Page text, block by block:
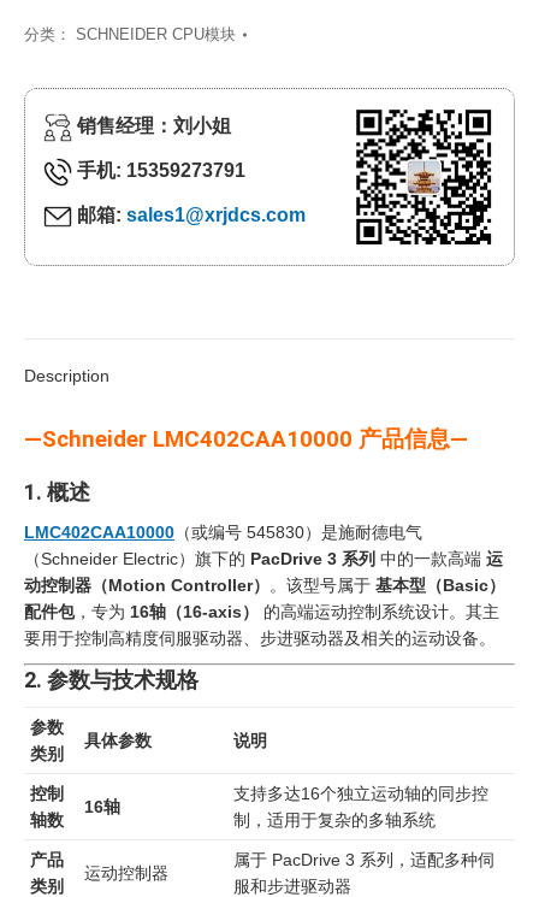
分类： SCHNEIDER CPU模块
销售经理：刘小姐
手机: 15359273791
邮箱: sales1@xrjdcs.com
Description
—Schneider LMC402CAA10000 产品信息—
1. 概述
LMC402CAA10000 （或编号 545830）是施耐德电气
（Schneider Electric）旗下的 PacDrive 3 系列 中的一款高端 运
动控制器（Motion Controller）
‍。该型号属于 基本型（Basic）
配件包，专为 16轴（16-axis）
‍ 的高端运动控制系统设计。其主
要用于控制高精度伺服驱动器、步进驱动器及相关的运动设备。
2. 参数与技术规格
参数
类别
具体参数 说明
控制
轴数
16轴
支持多达16个独立运动轴的同步控
制，适用于复杂的多轴系统
产品
类别
运动控制器
属于 PacDrive 3 系列，适配多种伺
服和步进驱动器